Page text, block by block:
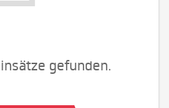
gefunden.